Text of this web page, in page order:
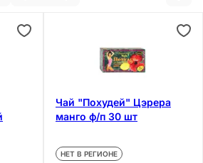
Чай "Похудей" Цэрера
манго ф/п 30 шт
НЕТ В РЕГИОНЕ